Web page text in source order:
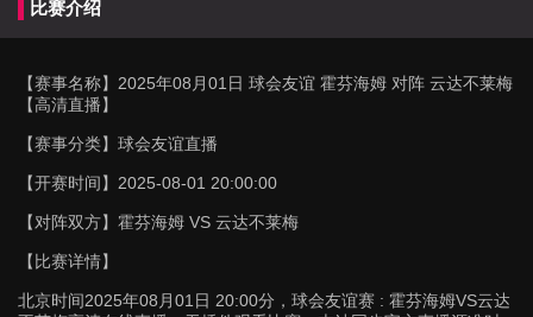
比赛介绍
【赛事名称】 2025年08月01日 球会友谊 霍芬海姆 对阵 云达不莱梅
【高清直播】
【赛事分类】 球会友谊直播
【开赛时间】 2025-08-01 20:00:00
【对阵双方】 霍芬海姆 VS 云达不莱梅
【比赛详情】
北京时间2025年08月01日 20:00分，球会友谊赛 : 霍芬海姆VS云达